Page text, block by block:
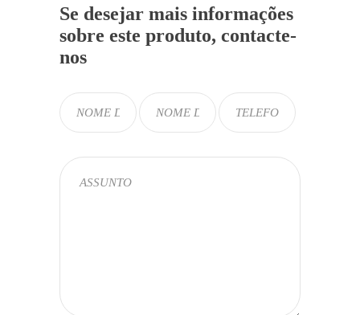
Se desejar mais informações
sobre este produto, contacte-
nos